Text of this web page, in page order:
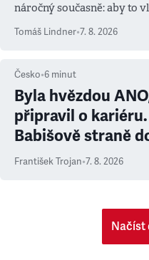
náročný současně: aby to
prioritu
Tomáš Lindner•7. 8. 2026
Česko•6 minut
Byla hvězdou
připravil o
Babišově straně
František Trojan•7. 8. 2026
Načíst